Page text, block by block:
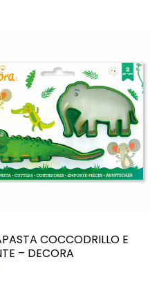
COCCODRILLO E
– DECORA